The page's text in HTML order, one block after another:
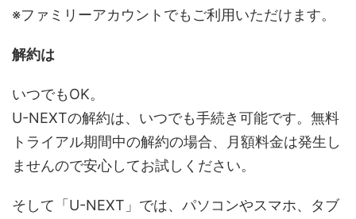
※ファミリーアカウントでもご利用いただけます。
解約は
いつでもOK。
U-NEXTの解約は、いつでも手続き可能です。無料
トライアル期間中の解約の場合、月額料金は発生し
ませんので安心してお試しください。
そして「U-NEXT」では、パソコンやスマホ、タブ